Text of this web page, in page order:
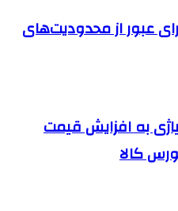
عبور از محدودیت‌های
به افزایش قیمت
کالا